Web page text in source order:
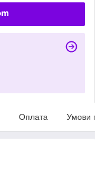
Оплата Умови